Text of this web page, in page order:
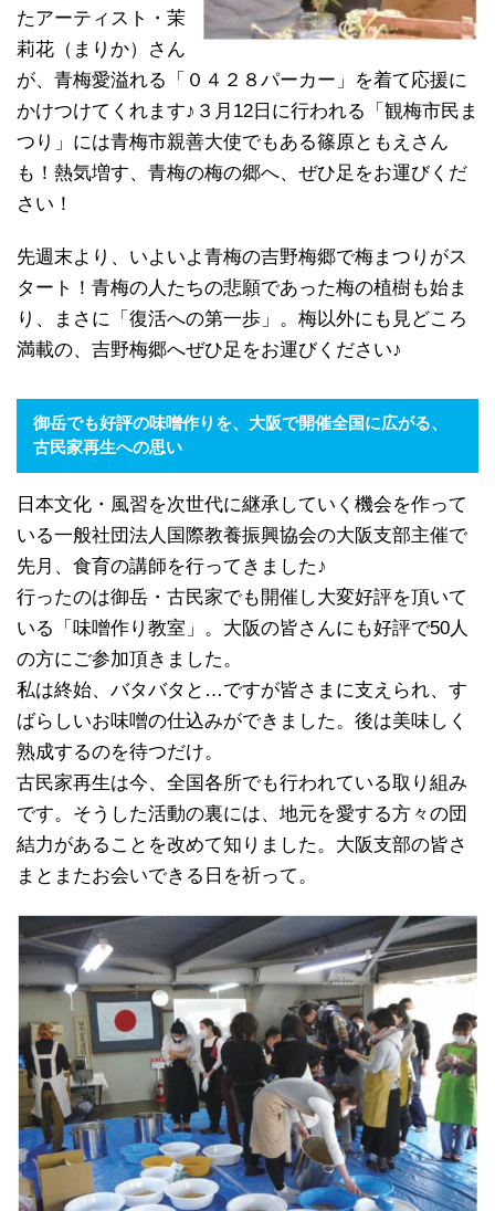
たアーティスト・茉
莉花（まりか）さん
が、青梅愛溢れる「０４２８パーカー」を着て応援に
かけつけてくれます♪３月12日に行われる「観梅市民ま
つり」には青梅市親善大使でもある篠原ともえさん
も！熱気増す、青梅の梅の郷へ、ぜひ足をお運びくだ
さい！
先週末より、いよいよ青梅の吉野梅郷で梅まつりがス
タート！青梅の人たちの悲願であった梅の植樹も始ま
り、まさに「復活への第一歩」。梅以外にも見どころ
満載の、吉野梅郷へぜひ足をお運びください♪
御岳でも好評の味噌作りを、大阪で開催全国に広がる、
古民家再生への思い
日本文化・風習を次世代に継承していく機会を作って
いる一般社団法人国際教養振興協会の大阪支部主催で
先月、食育の講師を行ってきました♪
行ったのは御岳・古民家でも開催し大変好評を頂いて
いる「味噌作り教室」。大阪の皆さんにも好評で50人
の方にご参加頂きました。
私は終始、バタバタと…ですが皆さまに支えられ、す
ばらしいお味噌の仕込みができました。後は美味しく
熟成するのを待つだけ。
古民家再生は今、全国各所でも行われている取り組み
です。そうした活動の裏には、地元を愛する方々の団
結力があることを改めて知りました。大阪支部の皆さ
まとまたお会いできる日を祈って。